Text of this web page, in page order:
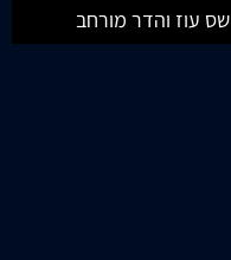
שס עוז והדר מורחב